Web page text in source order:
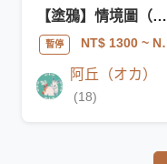
【塗鴉】情境圖（單人～兩人）
暫停 NT$ 1300~ NT$ 2600
阿丘（オカ）
(18)